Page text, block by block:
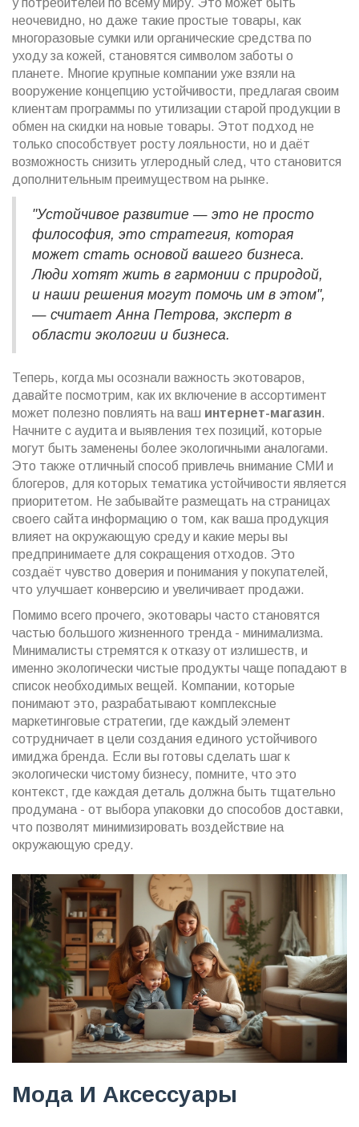
у потребителей по всему миру. Это может быть
неочевидно, но даже такие простые товары, как
многоразовые сумки или органические средства по
уходу за кожей, становятся символом заботы о
планете. Многие крупные компании уже взяли на
вооружение концепцию устойчивости, предлагая своим
клиентам программы по утилизации старой продукции в
обмен на скидки на новые товары. Этот подход не
только способствует росту лояльности, но и даёт
возможность снизить углеродный след, что становится
дополнительным преимуществом на рынке.
"Устойчивое развитие — это не просто
философия, это стратегия, которая
может стать основой вашего бизнеса.
Люди хотят жить в гармонии с природой,
и наши решения могут помочь им в этом",
— считает Анна Петрова, эксперт в
области экологии и бизнеса.
Теперь, когда мы осознали важность экотоваров,
давайте посмотрим, как их включение в ассортимент
может полезно повлиять на ваш интернет-магазин.
Начните с аудита и выявления тех позиций, которые
могут быть заменены более экологичными аналогами.
Это также отличный способ привлечь внимание СМИ и
блогеров, для которых тематика устойчивости является
приоритетом. Не забывайте размещать на страницах
своего сайта информацию о том, как ваша продукция
влияет на окружающую среду и какие меры вы
предпринимаете для сокращения отходов. Это
создаёт чувство доверия и понимания у покупателей,
что улучшает конверсию и увеличивает продажи.
Помимо всего прочего, экотовары часто становятся
частью большого жизненного тренда - минимализма.
Минималисты стремятся к отказу от излишеств, и
именно экологически чистые продукты чаще попадают в
список необходимых вещей. Компании, которые
понимают это, разрабатывают комплексные
маркетинговые стратегии, где каждый элемент
сотрудничает в цели создания единого устойчивого
имиджа бренда. Если вы готовы сделать шаг к
экологически чистому бизнесу, помните, что это
контекст, где каждая деталь должна быть тщательно
продумана - от выбора упаковки до способов доставки,
что позволят минимизировать воздействие на
окружающую среду.
Мода И Аксессуары